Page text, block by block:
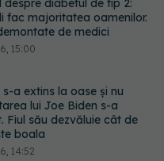
a extins la oase și nu
lui Joe Biden s-a
14:52
dr. Cătălina Poiană (CMR),
după ambulanța
Cluj: Fake news-ul nu